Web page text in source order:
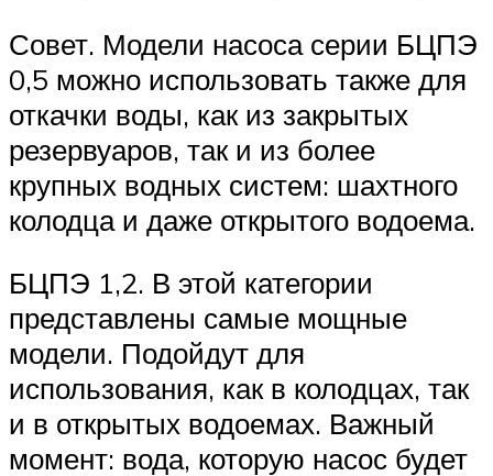
Совет. Модели насоса серии БЦПЭ
0,5 можно использовать также для
откачки воды, как из закрытых
резервуаров, так и из более
крупных водных систем: шахтного
колодца и даже открытого водоема.
БЦПЭ 1,2. В этой категории
представлены самые мощные
модели. Подойдут для
использования, как в колодцах, так
и в открытых водоемах. Важный
момент: вода, которую насос будет